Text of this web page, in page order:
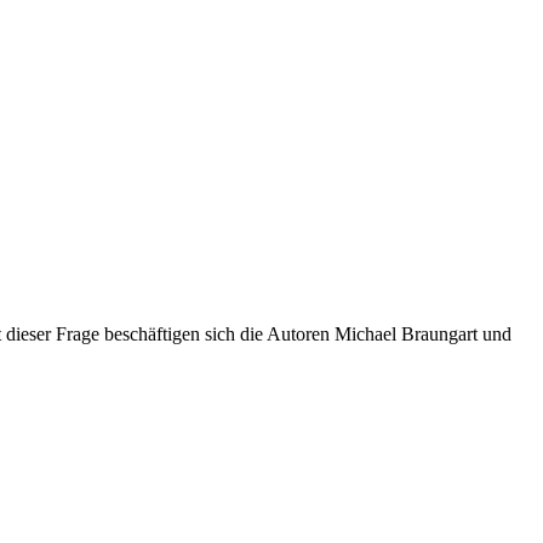
Frage beschäftigen sich die Autoren Michael Braungart und